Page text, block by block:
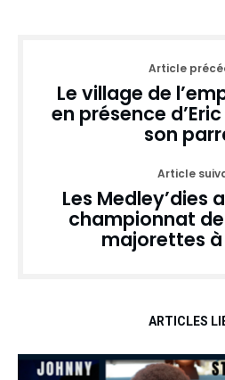
Article
Le village de
en présence
son
Article
Les Medley’dies
championnat
majorettes à
ARTICLES